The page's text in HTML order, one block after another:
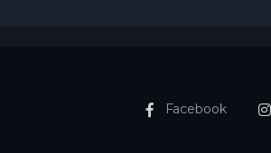
Facebook